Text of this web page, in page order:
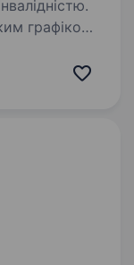
графіком,